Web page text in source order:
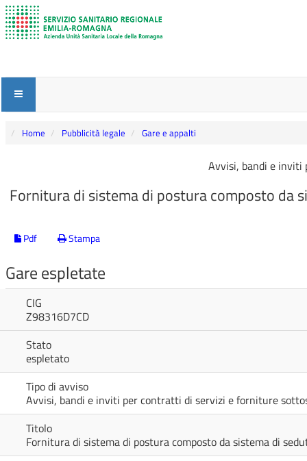
Home Pubblicità legale Gare e appalti
Avvisi, bandi e
Fornitura di sistema di postura composto da
Pdf Stampa
Gare espletate
CIG
Z98316D7CD
Stato
espletato
Tipo di avviso
Avvisi, bandi e inviti per contratti di servizi e forniture
Titolo
Fornitura di sistema di postura composto da sistema di